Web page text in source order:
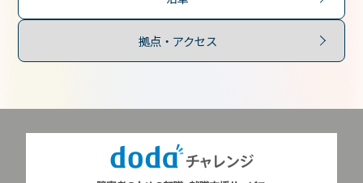
拠点・アクセス